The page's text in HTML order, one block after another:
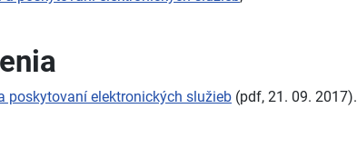
poskytovaní elektronických služieb (pdf, 21. 09. 2017).